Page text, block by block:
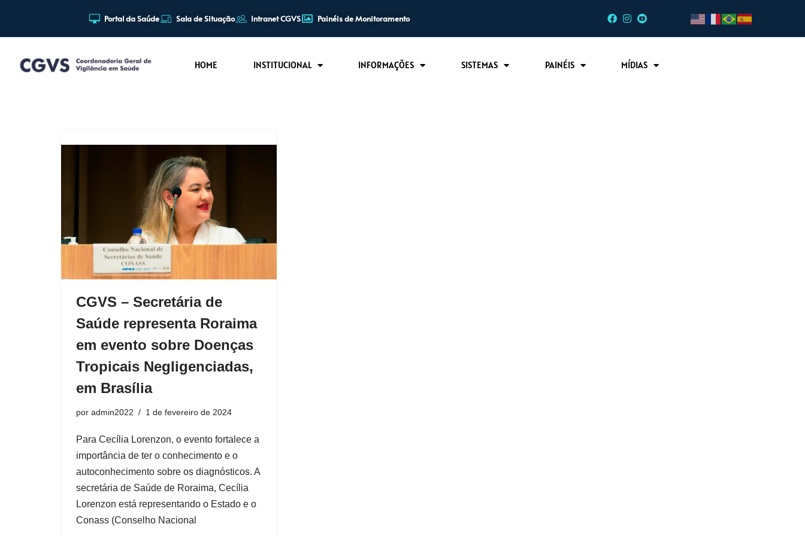
Portal da Saúde Sala de Situação Intranet CGVS Painéis de Monitoramento
HOME INSTITUCIONAL INFORMAÇÕES SISTEMAS PAINÉIS MÍDIAS
CGVS – Secretária de
Saúde representa Roraima
em evento sobre Doenças
Tropicais Negligenciadas,
em Brasília
por admin2022 1 de fevereiro de 2024
Para Cecília Lorenzon, o evento fortalece a
importância de ter o conhecimento e o
autoconhecimento sobre os diagnósticos. A
secretária de Saúde de Roraima, Cecília
Lorenzon está representando o Estado e o
Conass (Conselho Nacional